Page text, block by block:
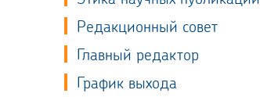
Редакционный совет
Главный редактор
График выхода